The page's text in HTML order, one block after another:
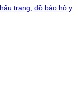
trang, đồ bảo hộ y